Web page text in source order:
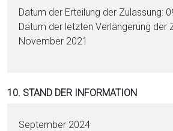
Datum der Erteilung der Zulassung:
Datum der letzten Verlängerung der
November 2021
10. STAND DER INFORMATION
September 2024